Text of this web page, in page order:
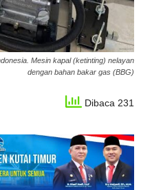
Mesin kapal (ketinting) nelayan
dengan bahan bakar gas (BBG)
Dibaca 231